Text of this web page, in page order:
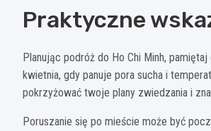
Praktyczne
Planując podróż do Ho Chi Minh,
kwietnia, gdy panuje pora sucha i
pokrzyżować twoje plany zwiedzania i
Poruszanie się po mieście może być